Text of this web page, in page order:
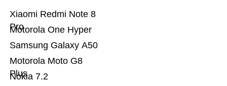
Nokia 7.2
Motorola Moto G8
Plus
Samsung Galaxy A50
Motorola One Hyper
Xiaomi Redmi Note 8
Pro